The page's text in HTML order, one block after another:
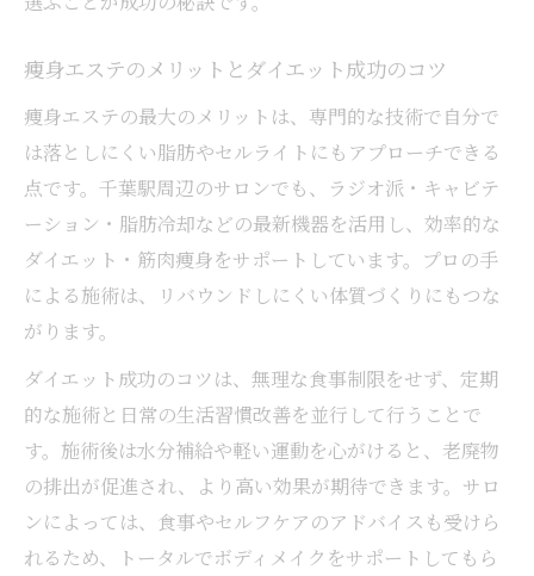
痩身エステのメリットとダイエット成功のコツ
痩身エステの最大のメリットは、専門的な技術で自分で
は落としにくい脂肪やセルライトにもアプローチできる
点です。千葉駅周辺のサロンでも、ラジオ派・キャビテ
ーション・脂肪冷却などの最新機器を活用し、効率的な
ダイエット・筋肉痩身をサポートしています。プロの手
による施術は、リバウンドしにくい体質づくりにもつな
がります。
ダイエット成功のコツは、無理な食事制限をせず、定期
的な施術と日常の生活習慣改善を並行して行うことで
す。施術後は水分補給や軽い運動を心がけると、老廃物
の排出が促進され、より高い効果が期待できます。サロ
ンによっては、食事やセルフケアのアドバイスも受けら
れるため、トータルでボディメイクをサポートしてもら